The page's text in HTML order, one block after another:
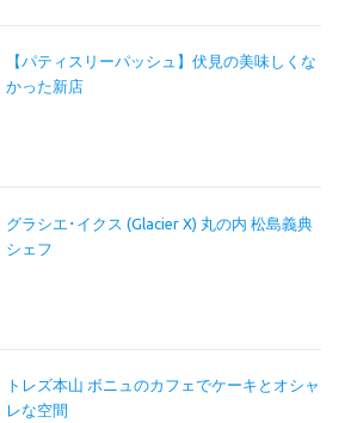
【パティスリーパッシュ】伏見の美味しくな
かった新店
グラシエ･イクス (Glacier X) 丸の内 松島義典
シェフ
トレズ本山 ボニュのカフェでケーキとオシャ
レな空間